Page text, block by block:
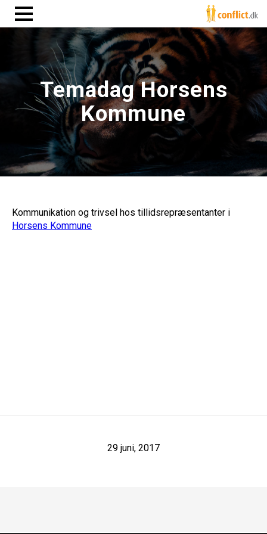
Temadag Horsens
Kommune
Kommunikation og trivsel hos tillidsrepræsentanter i
Horsens Kommune
29 juni, 2017